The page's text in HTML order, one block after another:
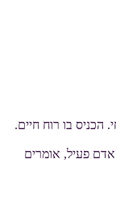
הכניס בו רוח חיים.
פעיל, אומרים